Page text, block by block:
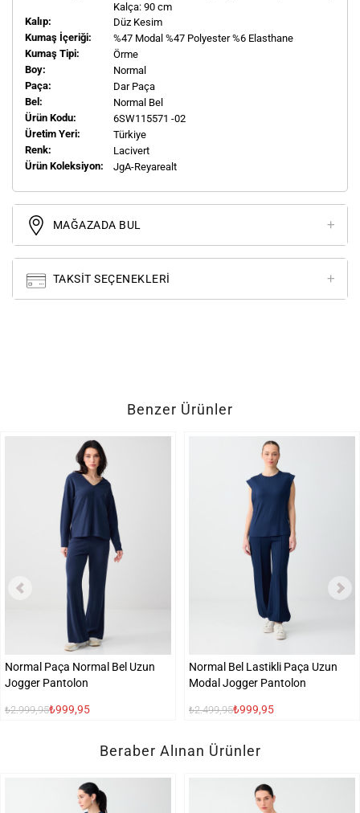
Kalça: 90 cm
Kalıp:
Düz Kesim
Kumaş İçeriği:
%47 Modal %47 Polyester %6 Elasthane
Kumaş Tipi:
Örme
Boy:
Normal
Paça:
Dar Paça
Bel:
Normal Bel
Ürün Kodu:
6SW115571 -02
Üretim Yeri:
Türkiye
Renk:
Lacivert
Ürün Koleksiyon:
JgA-Reyarealt
MAĞAZADA BUL
TAKSIT SEÇENEKLERI
Benzer Ürünler
Normal Paça Normal Bel Uzun
Jogger Pantolon
₺2.999,95₺999,95
Normal Bel Lastikli Paça Uzun
Modal Jogger Pantolon
₺2.499,95₺999,95
Beraber Alınan Ürünler